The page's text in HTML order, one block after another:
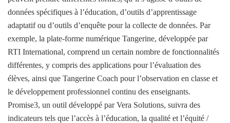
données spécifiques à l’éducation, d’outils d’apprentissage
adaptatif ou d’outils d’enquête pour la collecte de données. Par
exemple, la plate-forme numérique Tangerine, développée par
RTI International, comprend un certain nombre de fonctionnalités
différentes, y compris des applications pour l’évaluation des
élèves, ainsi que Tangerine Coach pour l’observation en classe et
le développement professionnel continu des enseignants.
Promise3, un outil développé par Vera Solutions, suivra des
indicateurs tels que l’accès à l’éducation, la qualité et l’équité /